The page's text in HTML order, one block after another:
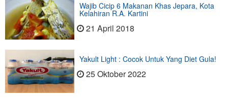
Wajib Cicip 6 Makanan Khas Jepara, Kota
Kelahiran R.A. Kartini
21 April 2018
Yakult Light : Cocok Untuk Yang Diet Gula!
25 Oktober 2022